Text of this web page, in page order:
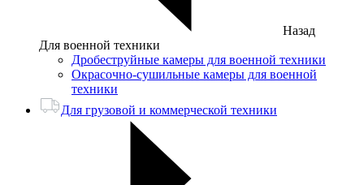
Назад
Для военной техники
Дробеструйные камеры для военной техники
Окрасочно-сушильные камеры для военной
техники
Для грузовой и коммерческой техники